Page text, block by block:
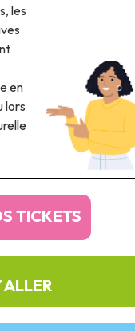
les
en
lors
TICKETS
ALLER